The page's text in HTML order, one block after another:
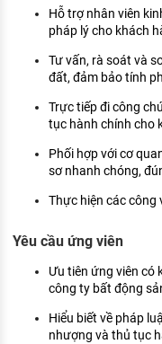
Kỹ năng nghề
HƯỚNG NGHIỆP VIỆC
Đặc trưng từng nghề
Xu hướng việc làm
NHÂN SỰ
TUYỂN DỤNG VIỆC
Hỗ trợ nhân viên
pháp lý cho khách
Tư vấn, rà soát và
đất, đảm bảo tính
Trực tiếp đi công
tục hành chính cho
Phối hợp với cơ
sơ nhanh chóng,
Thực hiện các công
Yêu cầu ứng viên
Ưu tiên ứng viên có
công ty bất động
Hiểu biết về pháp
nhượng và thủ tục